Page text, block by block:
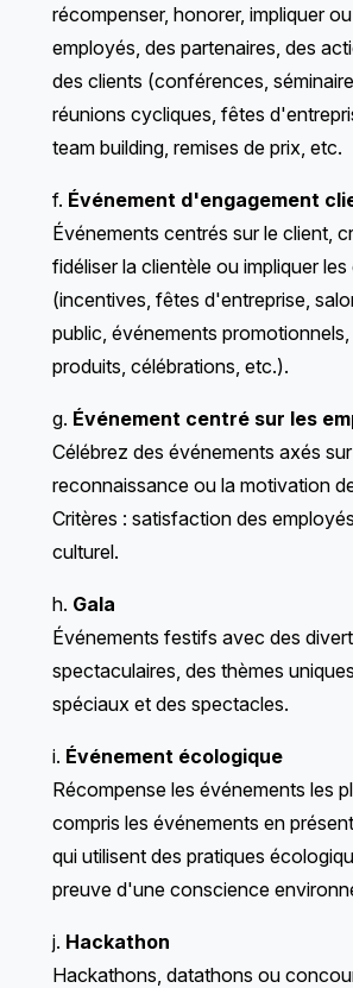
récompenser, honorer, impliquer
employés, des partenaires, des
des clients (conférences,
réunions cycliques, fêtes
team building, remises de prix, etc.
f. Événement d'engagement
Événements centrés sur le client,
fidéliser la clientèle ou impliquer
(incentives, fêtes d'entreprise,
public, événements
produits, célébrations, etc.).
g. Événement centré sur les
Célébrez des événements axés
reconnaissance ou la motivation
Critères : satisfaction des
culturel.
h. Gala
Événements festifs avec des
spectaculaires, des thèmes
spéciaux et des spectacles.
i. Événement écologique
Récompense les événements les
compris les événements en
qui utilisent des pratiques
preuve d'une conscience
j. Hackathon
Hackathons, datathons ou